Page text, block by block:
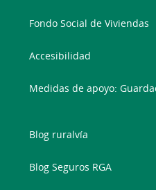
Fondo Social de Viviendas
Accesibilidad
Medidas de apoyo:
Blog ruralvía
Blog Seguros RGA